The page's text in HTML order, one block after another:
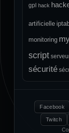
gpl
hack
artificielle
monitoring
script
sécurité
Facebook
Twitch